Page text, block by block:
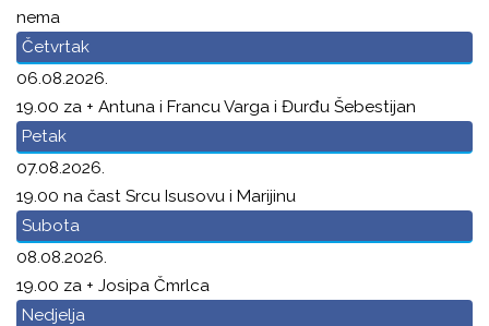
nema
Četvrtak
06.08.2026.
19.00 za + Antuna i Francu Varga i Đurđu Šebestijan
Petak
07.08.2026.
19.00 na čast Srcu Isusovu i Marijinu
Subota
08.08.2026.
19.00 za + Josipa Čmrlca
Nedjelja